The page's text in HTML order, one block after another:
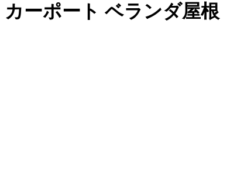
カーポート ベランダ屋根